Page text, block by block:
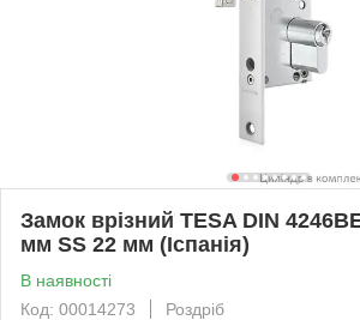
Замок врізний TESA DIN
мм SS 22 мм (Іспанія)
В наявності
Код: 00014273
Роздріб